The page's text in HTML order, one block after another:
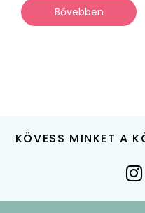
Bővebben
KÖVESS MINKET A